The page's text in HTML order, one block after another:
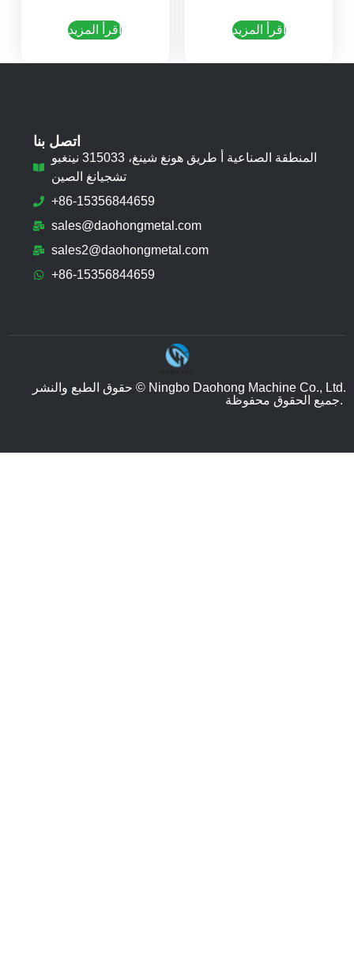
اقرأ المزيد اقرأ المزيد
اتصل بنا
المنطقة الصناعية أ طريق هونغ شينغ، 315033 نينغبو
تشجيانغ الصين
+86-15356844659
sales@daohongmetal.com
sales2@daohongmetal.com
+86-15356844659
حقوق الطبع والنشر © Ningbo Daohong Machine Co., Ltd.
جميع الحقوق محفوظة.